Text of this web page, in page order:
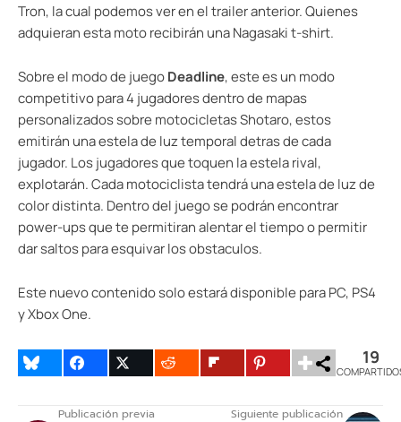
Tron, la cual podemos ver en el trailer anterior. Quienes
adquieran esta moto recibirán una Nagasaki t-shirt.
Sobre el modo de juegoDeadline, este es un modo
competitivo para 4 jugadores dentro de mapas
personalizados sobre motocicletas Shotaro, estos
emitirán una estela de luz temporal detras de cada
jugador. Los jugadores que toquen la estela rival,
explotarán. Cada motociclista tendrá una estela de luz de
color distinta. Dentro del juego se podrán encontrar
power-ups que te permitiran alentar el tiempo o permitir
dar saltos para esquivar los obstaculos.
Este nuevo contenido solo estará disponible para PC, PS4
y Xbox One.
19
Publicación previa Siguiente publicación